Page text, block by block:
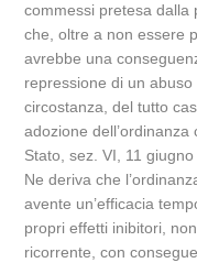
commessi pretesa dalla
che, oltre a non essere
avrebbe una
repressione di un
circostanza, del tutto
adozione
Stato, sez. VI, 11
Ne deriva che
avente un’efficacia
propri effetti inibitori,
ricorrente, con